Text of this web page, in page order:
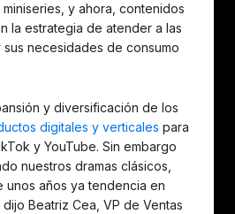
y ahora, contenidos
la estrategia de atender a las
necesidades de consumo
y diversificación de los
digitales y verticales para
y YouTube. Sin embargo
nuestros dramas clásicos,
unos años ya tendencia en
dijo Beatriz Cea, VP de Ventas